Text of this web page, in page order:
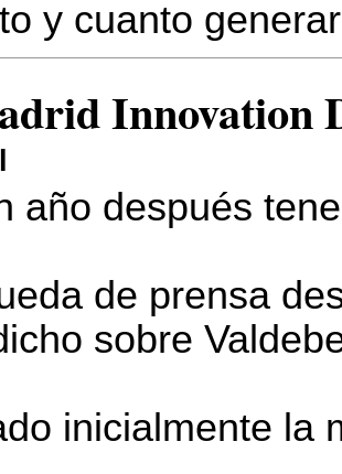
y cuanto
Innovation
año después
de prensa
sobre
inicialmente la